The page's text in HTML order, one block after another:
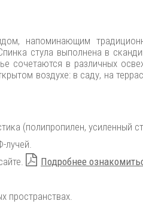
напоминающим
стула выполнена в
сочетаются в различных
воздухе: в саду, на
(полипропилен, усиленный
лучей.
Подробнее
пространствах.